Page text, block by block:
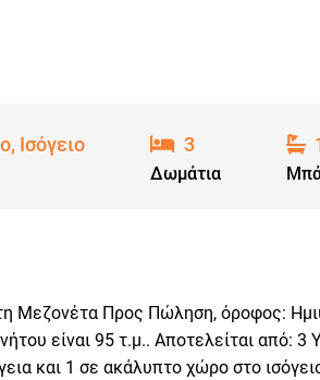
Ισόγειο 3
Δωμάτια
Μεζονέτα Προς Πώληση, όροφος:
είναι 95 τ.μ.. Αποτελείται από: 3
και 1 σε ακάλυπτο χώρο στο